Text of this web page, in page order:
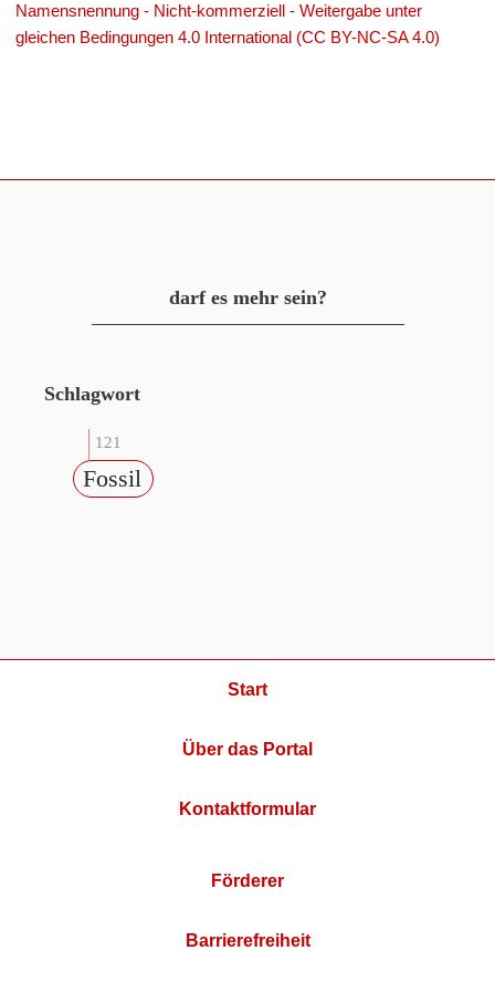
Namensnennung - Nicht-kommerziell - Weitergabe unter
gleichen Bedingungen 4.0 International (CC BY-NC-SA 4.0)
darf es mehr sein?
Schlagwort
121
Fossil
Start
Über das Portal
Kontaktformular
Förderer
Barrierefreiheit